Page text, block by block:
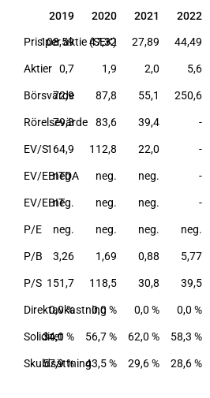
2019 2020 2021 2022
2019 2020 2021 2022
Pris per aktie (SEK)
108,59 47,32 27,89 44,49
Aktier 0,7 1,9 2,0 5,6
Börsvärde
72,9 87,8 55,1 250,6
Rörelsevärde
79,3 83,6 39,4 -
EV/S164,9 112,8 22,0 -
EV/EBITDA
neg. neg. neg. -
EV/EBITneg. neg. neg. -
P/E neg. neg. neg. neg.
P/B 3,26 1,69 0,88 5,77
P/S 151,7 118,5 30,8 39,5
Direktavkastning
0,0 % 0,0 % 0,0 % 0,0 %
Soliditet
34,0 % 56,7 % 62,0 % 58,3 %
Skuldsättning
57,9 % 43,5 % 29,6 % 28,6 %